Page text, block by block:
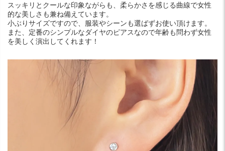
スッキリとクールな印象ながらも、柔らかさを感じる曲線で女性
的な美しさも兼ね備えています。
小ぶりサイズですので、服装やシーンも選ばずお使い頂けます。
また、定番のシンプルなダイヤのピアスなので年齢も問わず女性
を美しく演出してくれます！